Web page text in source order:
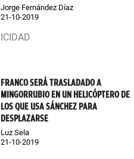
Jorge Fernández Díaz
21-10-2019
FRANCO SERÁ TRASLADADO A
MINGORRUBIO EN UN HELICÓPTERO DE
LOS QUE USA SÁNCHEZ PARA
DESPLAZARSE
Luz Sela
21-10-2019